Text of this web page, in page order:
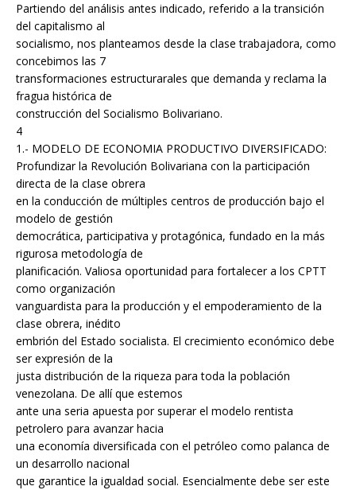
Partiendo del análisis antes indicado, referido a la transición
del capitalismo al
socialismo, nos planteamos desde la clase trabajadora, como
concebimos las 7
transformaciones estructurarales que demanda y reclama la
fragua histórica de
construcción del Socialismo Bolivariano.
4
1.- MODELO DE ECONOMIA PRODUCTIVO DIVERSIFICADO:
Profundizar la Revolución Bolivariana con la participación
directa de la clase obrera
en la conducción de múltiples centros de producción bajo el
modelo de gestión
democrática, participativa y protagónica, fundado en la más
rigurosa metodología de
planificación. Valiosa oportunidad para fortalecer a los CPTT
como organización
vanguardista para la producción y el empoderamiento de la
clase obrera, inédito
embrión del Estado socialista. El crecimiento económico debe
ser expresión de la
justa distribución de la riqueza para toda la población
venezolana. De allí que estemos
ante una seria apuesta por superar el modelo rentista
petrolero para avanzar hacia
una economía diversificada con el petróleo como palanca de
un desarrollo nacional
que garantice la igualdad social. Esencialmente debe ser este